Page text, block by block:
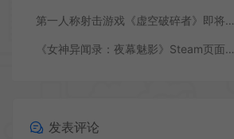
第一人称射击游戏《虚空破碎者》即将多平台上线
《女神异闻录：夜幕魅影》Steam页面上线
发表评论